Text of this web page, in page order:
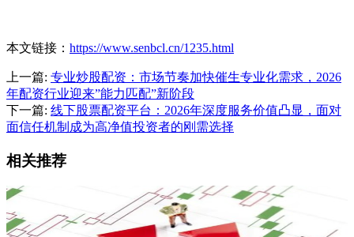
本文链接： https://www.senbcl.cn/1235.html
上一篇: 专业炒股配资：市场节奏加快催生专业化需求，2026
年配资行业迎来”能力匹配”新阶段
下一篇: 线下股票配资平台：2026年深度服务价值凸显，面对
面信任机制成为高净值投资者的刚需选择
相关推荐